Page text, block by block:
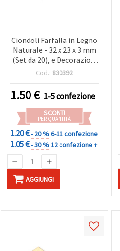
Ciondoli Farfalla in Legno
Naturale - 32 x 23 x 3 mm
(Set da 20), e Decorazioni
Primaverili
Cod.: 830392
1.50€ 1-5 confezione
SCONTI
PER QUANTITÀ
1.20 €- 20 %6-11 confezione
1.05 €- 30 %12 confezione +
AGGIUNGI